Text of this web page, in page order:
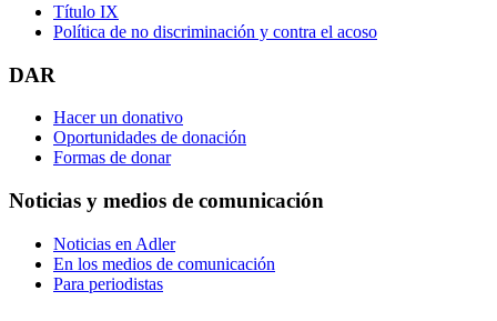
Título IX
Política de no discriminación y contra el acoso
DAR
Hacer un donativo
Oportunidades de donación
Formas de donar
Noticias y medios de comunicación
Noticias en Adler
En los medios de comunicación
Para periodistas